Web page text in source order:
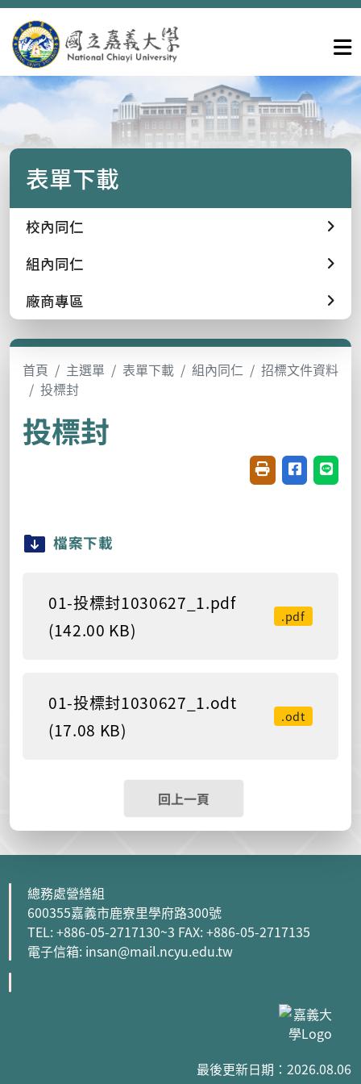
表單下載
校內同仁
組內同仁
廠商專區
首頁 主選單 表單下載 組內同仁
招標文件資料
投標封
投標封
友善列印(開新視
分享至臉書
分享
檔案下載
01-投標封1030627_1.pdf
(142.00 KB)
.pdf
01-投標封1030627_1.odt
(17.08 KB)
.odt
回上一頁
總務處營繕組
600355嘉義市鹿寮里學府路300號
TEL: +886-05-2717130~3 FAX: +886-05-2717135
電子信箱: insan@mail.ncyu.edu.tw
最後更新日期：2026.08.06